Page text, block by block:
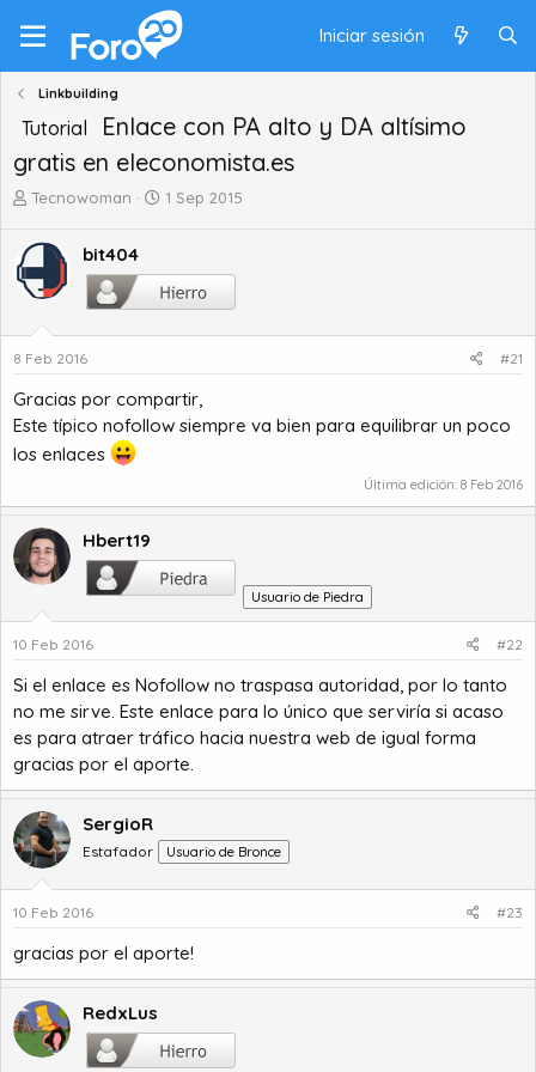
Iniciar sesión
Linkbuilding
Tutorial
Enlace con PA alto y DA altísimo
gratis en eleconomista.es
A
t
o
r
e
t
m
a
Tecnowoman
F
a
d
e
i
c
1 Sep 2015
bit404
8 Feb 2016 #21
Gracias por compartir,
Este típico nofollow siempre va bien para equilibrar un poco
los enlaces
Última edición: 8 Feb 2016
Hbert19
Usuario de Piedra
10 Feb 2016 #22
Si el enlace es Nofollow no traspasa autoridad, por lo tanto
no me sirve. Este enlace para lo único que serviría si acaso
es para atraer tráfico hacia nuestra web de igual forma
gracias por el aporte.
SergioR
Estafador Usuario de Bronce
10 Feb 2016 #23
gracias por el aporte!
RedxLus